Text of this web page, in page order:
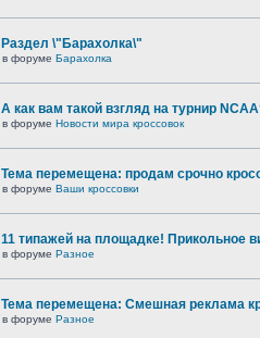
Раздел \"Барахолка\"
в форуме Барахолка
А как вам такой взгляд на турнир
в форуме Новости мира кроссовок
Тема перемещена: продам срочно
в форуме Ваши кроссовки
11 типажей на площадке! Прикольное
в форуме Разное
Тема перемещена: Смешная реклама
в форуме Разное